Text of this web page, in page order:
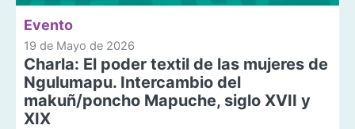
Evento
19 de Mayo de 2026
Charla: El poder textil de las mujeres de
Ngulumapu. Intercambio del
makuñ/poncho Mapuche, siglo XVII y
XIX